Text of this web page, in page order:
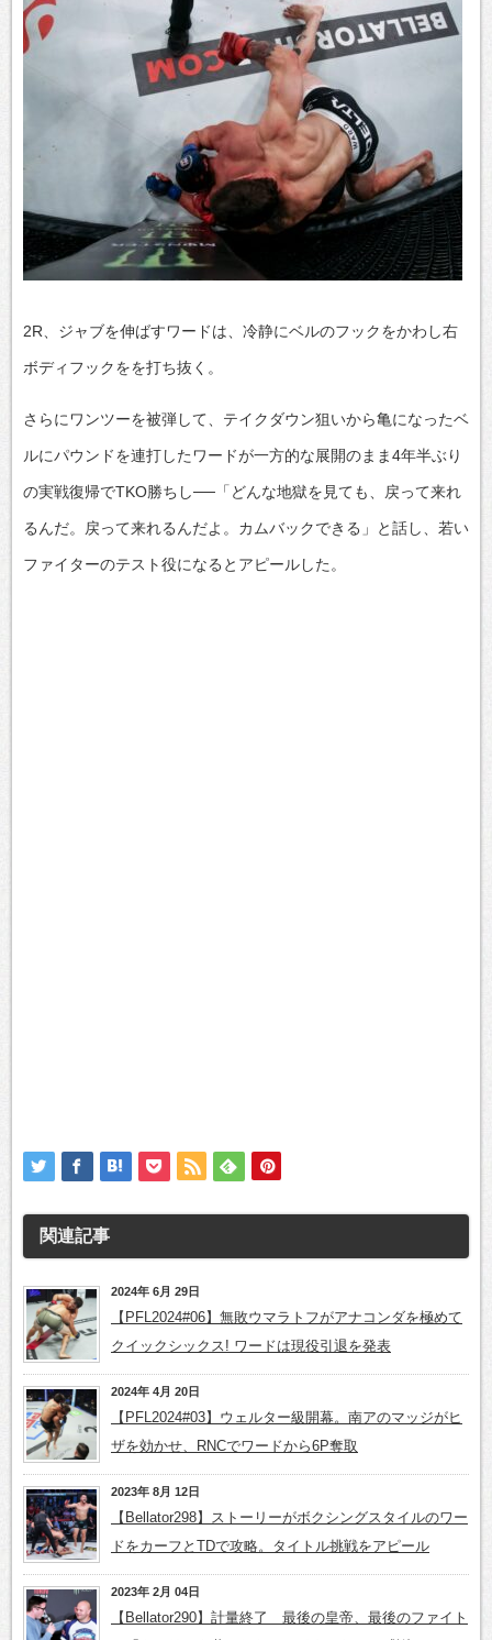
2R、ジャブを伸ばすワードは、冷静にベルのフックをかわし右
ボディフックをを打ち抜く。
さらにワンツーを被弾して、テイクダウン狙いから亀になったベ
ルにパウンドを連打したワードが一方的な展開のまま4年半ぶり
の実戦復帰でTKO勝ちし──「どんな地獄を見ても、戻って来れ
るんだ。戻って来れるんだよ。カムバックできる」と話し、若い
ファイターのテスト役になるとアピールした。
関連記事
2024年 6月 29日
【PFL2024#06】無敗ウマラトフがアナコンダを極めて
クイックシックス! ワードは現役引退を発表
2024年 4月 20日
【PFL2024#03】ウェルター級開幕。南アのマッジがヒ
ザを効かせ、RNCでワードから6P奪取
2023年 8月 12日
【Bellator298】ストーリーがボクシングスタイルのワー
ドをカーフとTDで攻略。タイトル挑戦をアピール
2023年 2月 04日
【Bellator290】計量終了 最後の皇帝、最後のファイト